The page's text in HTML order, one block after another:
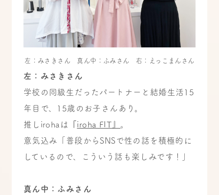
左：みさきさん 真ん中：ふみさん 右：えっこまんさん
左：みさきさん
学校の同級生だったパートナーと結婚生活15
年目で、15歳のお子さんあり。
推しirohaは『 iroha FIT』 。
意気込み「普段からSNSで性の話を積極的に
しているので、こういう話も楽しみです！」
真ん中：ふみさん